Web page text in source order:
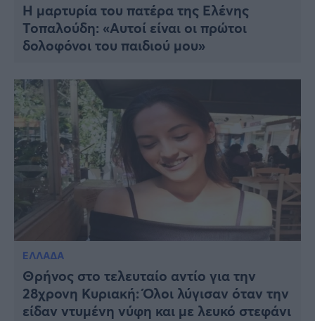
Η μαρτυρία του πατέρα της Ελένης
Τοπαλούδη: «Αυτοί είναι οι πρώτοι
δολοφόνοι του παιδιού μου»
ΕΛΛΑΔΑ
Θρήνος στο τελευταίο αντίο για την
28χρονη Κυριακή: Όλοι λύγισαν όταν την
είδαν ντυμένη νύφη και με λευκό στεφάνι